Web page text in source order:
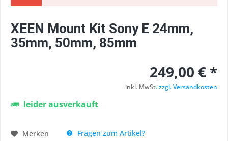
XEEN Mount Kit Sony E 24mm,
35mm, 50mm, 85mm
249,00 € *
inkl. MwSt.zzgl. Versandkosten
leider ausverkauft
Merken
Fragen zum Artikel?